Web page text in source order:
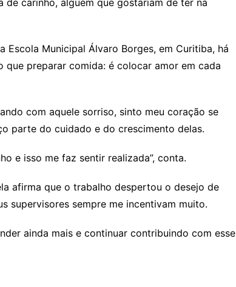
de carinho, alguém que gostariam de ter na
Escola Municipal Álvaro Borges, em Curitiba, há
que preparar comida: é colocar amor em cada
com aquele sorriso, sinto meu coração se
parte do cuidado e do crescimento delas.
e isso me faz sentir realizada”, conta.
afirma que o trabalho despertou o desejo de
supervisores sempre me incentivam muito.
ainda mais e continuar contribuindo com esse